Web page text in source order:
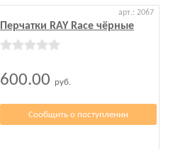
арт.: 2067
Перчатки RAY Race чёрные
600.00 руб.
Сообщить о поступлении